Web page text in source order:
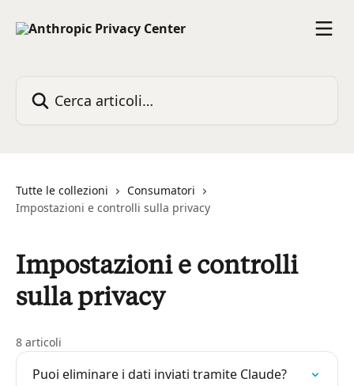
Tutte le collezioni
Consumatori
Impostazioni e controlli sulla privacy
Impostazioni e controlli
sulla privacy
8 articoli
Puoi eliminare i dati inviati tramite Claude?